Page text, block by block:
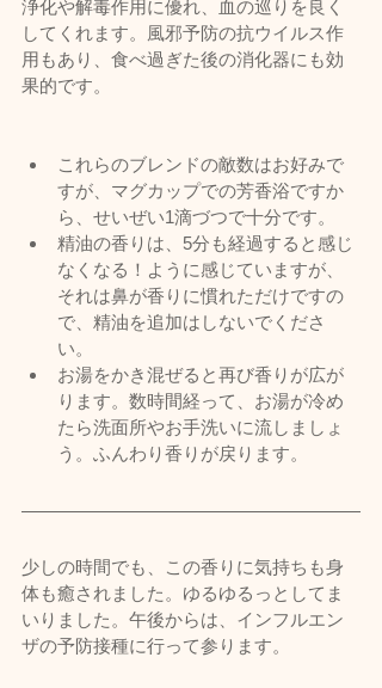
浄化や解毒作用に優れ、血の巡りを良く
してくれます。風邪予防の抗ウイルス作
用もあり、食べ過ぎた後の消化器にも効
果的です。
これらのブレンドの敵数はお好みで
すが、マグカップでの芳香浴ですか
ら、せいぜい1滴づつで十分です。
精油の香りは、5分も経過すると感じ
なくなる！ように感じていますが、
それは鼻が香りに慣れただけですの
で、精油を追加はしないでくださ
い。
お湯をかき混ぜると再び香りが広が
ります。数時間経って、お湯が冷め
たら洗面所やお手洗いに流しましょ
う。ふんわり香りが戻ります。
少しの時間でも、この香りに気持ちも身
体も癒されました。ゆるゆるっとしてま
いりました。午後からは、インフルエン
ザの予防接種に行って参ります。